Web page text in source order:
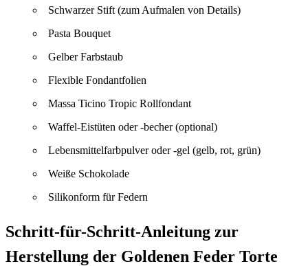
Schwarzer Stift (zum Aufmalen von Details)
Pasta Bouquet
Gelber Farbstaub
Flexible Fondantfolien
Massa Ticino Tropic Rollfondant
Waffel-Eistüten oder -becher (optional)
Lebensmittelfarbpulver oder -gel (gelb, rot, grün)
Weiße Schokolade
Silikonform für Federn
Schritt-für-Schritt-Anleitung zur
Herstellung der Goldenen Feder Torte